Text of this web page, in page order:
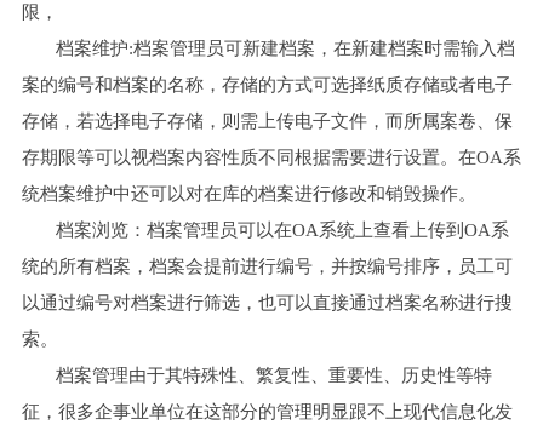
限，
档案维护:档案管理员可新建档案， 在新建档案时需输入档
案的编号和档案的名称，存储的方式可选择纸质存储或者电子
存储，若选择电子存储，则需上传电子文件，而所属案卷、保
存期限等可以视档案内容性质不同根据需要进行设置。在OA系
统档案维护中还可以对在库的档案进行修改和销毁操作。
档案浏览：档案管理员可以在OA系统上查看上传到 OA系
统的所有档案，档案会提前进行编号，并按编号排序，员工可
以通过编号对档案进行筛选，也可以直接通过档案名称进行搜
索。
档案管理由于其特殊性、繁复性、重要性、历史性等特
征，很多企事业单位在这部分的管理明显跟不上现代信息化发